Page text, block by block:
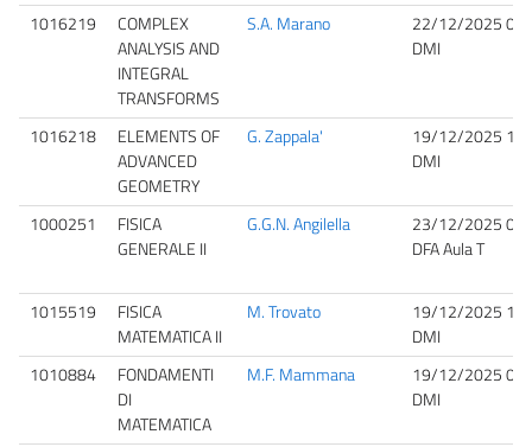
1016219
COMPLEX
ANALYSIS AND
INTEGRAL
TRANSFORMS
S.A. Marano
22/12/2025
DMI
1016218
ELEMENTS OF
ADVANCED
GEOMETRY
G. Zappala'
19/12/2025
DMI
1000251
FISICA
GENERALE II
G.G.N. Angilella
23/12/2025
DFA Aula T
1015519
FISICA
MATEMATICA II
M. Trovato
19/12/2025
DMI
1010884
FONDAMENTI
DI
MATEMATICA
M.F. Mammana
19/12/2025
DMI